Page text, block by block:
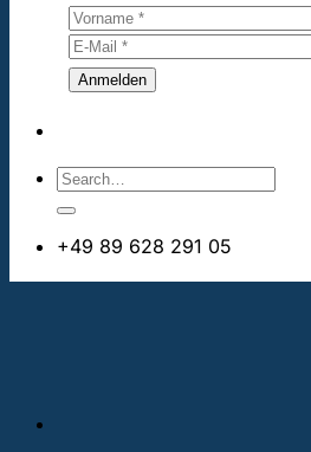
+49 89 628 291 05